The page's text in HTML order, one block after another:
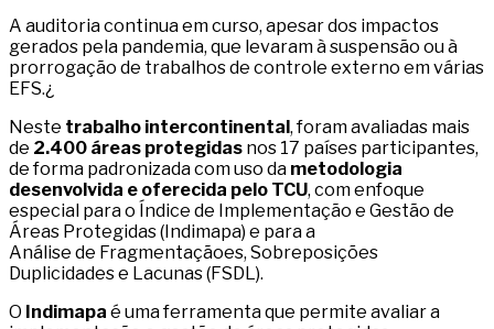
A auditoria continua em curso, apesar dos impactos
gerados pela pandemia, que levaram à suspensão ou à
prorrogação de trabalhos de controle externo em várias
EFS.¿
Neste trabalho intercontinental, foram avaliadas mais
de 2.400 áreas protegidas nos 17 países participantes,
de forma padronizada com uso da metodologia
desenvolvida e oferecida pelo TCU, com enfoque
especial para o Índice de Implementação e Gestão de
Áreas Protegidas (Indimapa) e para a
Análise de Fragmentaçãoes, Sobreposições
Duplicidades e Lacunas (FSDL).
O Indimapa é uma ferramenta que permite avaliar a